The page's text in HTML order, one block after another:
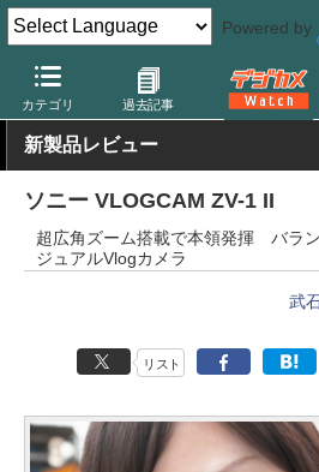
Powered by
カテゴリ 過去記事
デジカメ Watch カメラ レンズ一体
新製品レビュー
ソニー VLOGCAM ZV-1 II
超広角ズーム搭載で本領発揮 バラ
ジュアルVlogカメラ
武
リスト